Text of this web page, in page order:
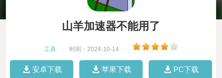
山羊加速器不能用了
工具 时间：2024-10-14
安卓下载 苹果下载 PC下载